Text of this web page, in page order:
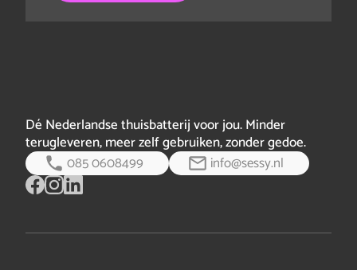
Dé Nederlandse thuisbatterij voor jou. Minder
terugleveren, meer zelf gebruiken, zonder gedoe.
085 0608499
info@sessy.nl